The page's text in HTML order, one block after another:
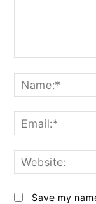
Save my